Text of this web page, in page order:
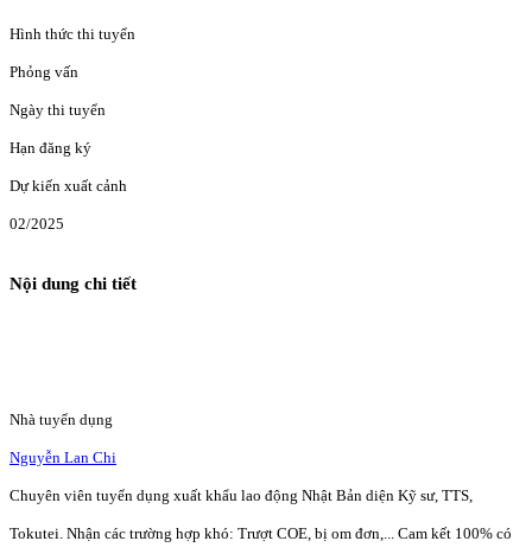
Hình thức thi tuyển
Phỏng vấn
Ngày thi tuyển
Hạn đăng ký
Dự kiến xuất cảnh
02/2025
Nội dung chi tiết
Nhà tuyển dụng
Nguyễn Lan Chi
Chuyên viên tuyển dụng xuất khẩu lao động Nhật Bản diện Kỹ sư, TTS,
Tokutei. Nhận các trường hợp khó: Trượt COE, bị om đơn,... Cam kết 100% có